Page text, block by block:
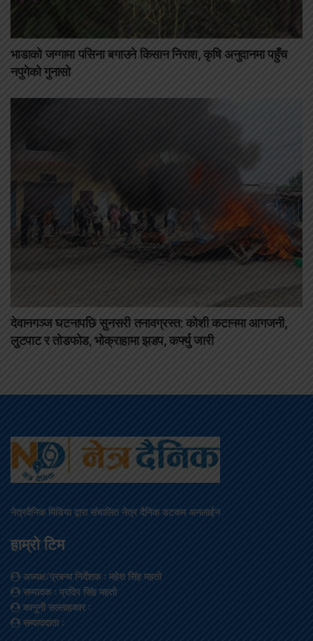
भाडाको जग्गामा पसिना बगाउने किसान निराश, कृषि अनुदानमा पहुँच
नपुगेको गुनासो
देवानगञ्ज घटनापछि सुनसरी तनावग्रस्त: कोशी कटानमा आगजनी,
लुटपाट र तोडफोड, भोक्राहामा झडप, कर्फ्यु जारी
नेत्रदैनिक मिडिया द्वारा संचालित नेत्र दैनिक डटकम अनलाईन
हाम्रो टिम
अध्यक्ष/प्रबन्ध निर्देशक: महेश सिंह महतो
सम्पादक: प्रदिप सिंह महतो
कानूनी सल्लाहकार:
सम्वाददाता: